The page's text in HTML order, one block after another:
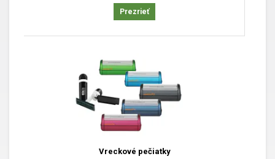
Prezrieť
Vreckové pečiatky